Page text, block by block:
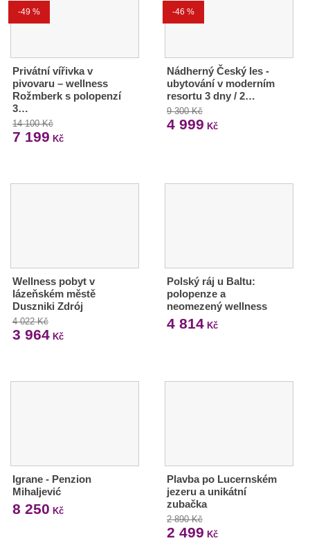
-49 %
Privátní vířivka v
pivovaru – wellness
Rožmberk s polopenzí
3…
14 100 Kč
7 199 Kč
-46 %
Nádherný Český les -
ubytování v moderním
resortu 3 dny / 2…
9 300 Kč
4 999 Kč
Wellness pobyt v
lázeňském městě
Duszniki Zdrój
4 022 Kč
3 964 Kč
Polský ráj u Baltu:
polopenze a
neomezený wellness
4 814Kč
Igrane - Penzion
Mihaljević
8 250 Kč
Plavba po Lucernském
jezeru a unikátní
zubačka
2 890 Kč
2 499 Kč